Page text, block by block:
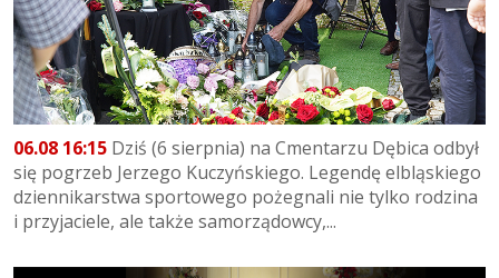
06.08 16:15 Dziś (6 sierpnia) na Cmentarzu Dębica odbył
się pogrzeb Jerzego Kuczyńskiego. Legendę elbląskiego
dziennikarstwa sportowego pożegnali nie tylko rodzina
i przyjaciele, ale także samorządowcy,...